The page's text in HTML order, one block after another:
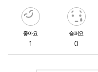
좋아요
1
슬퍼요
0